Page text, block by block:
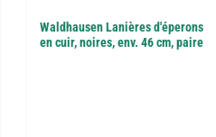
Waldhausen Lanières d'éperons
en cuir, noires, env. 46 cm, paire